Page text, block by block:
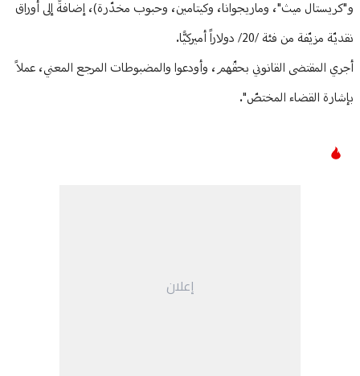
و"كريستال ميث"، وماريجوانا، وكيتامين، وحبوب مخدّرة)، إضافةً إلى أوراق
نقديّة مزيّفة من فئة /20/ دولاراً أميركيًّا.
أجري المقتضى القانوني بحقّهم، وأودعوا والمضبوطات المرجع المعني، عملاً
بإشارة القضاء المختصّ".
إعلان